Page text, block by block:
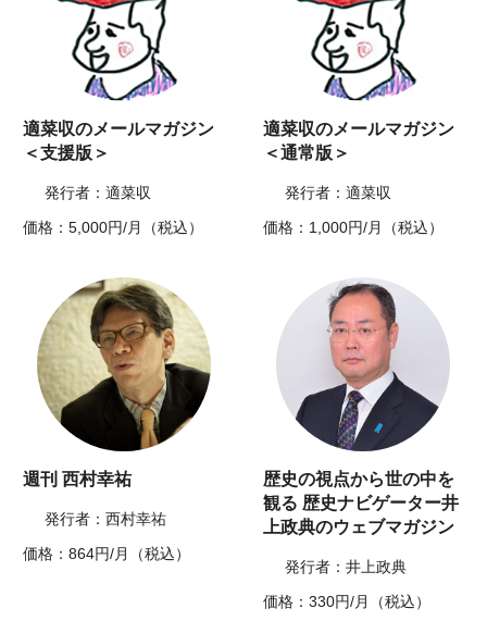
適菜収のメールマガジン
＜支援版＞
発行者：適菜収
価格：5,000円/月（税込）
適菜収のメールマガジン
＜通常版＞
発行者：適菜収
価格：1,000円/月（税込）
週刊 西村幸祐
発行者：西村幸祐
価格：864円/月（税込）
歴史の視点から世の中を
観る 歴史ナビゲーター井
上政典のウェブマガジン
発行者：井上政典
価格：330円/月（税込）